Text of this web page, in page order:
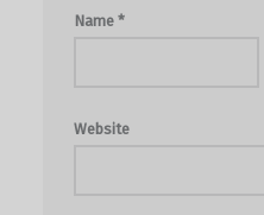
Name *
Website